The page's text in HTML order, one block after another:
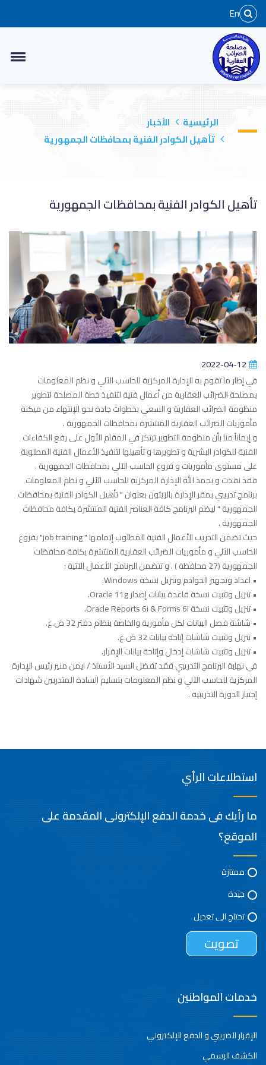
En
الرئيسية
الأخبار
تأهيل الكوادر الفنية بمحافظات الجمهورية
تأهيل الكوادر الفنية بمحافظات الجمهورية
2022-04-12
في إطار ما تقوم به الإدارة المركزية للحاسب الآلي و نظم المعلومات
بمصلحة الضرائب العقارية من أعمال فنية لتنفيذ خطة المصلحة لتطوير
منظومة الضرائب العقارية و السعي بخطوات جادة نحو الإنتهاء من ميكنة
مأموريات الضرائب العقارية المنتشرة بمحافظات الجمهورية .
و إيماناً منا بأن منظومة التطوير ترتكز في المقام الأول على رفع الكفاءات
الفنية للكوادر البشرية و تطويرها و تأهيلها لتنفيذ الأعمال الفنية المطلوبة
على مستوى مأموريات و فروع الحاسب الآلي بمحافظات الجمهورية .
فقد نفذت و بحمد الله الإدارة المركزية للحاسب الآلي و نظم المعلومات
برنامج تدريبي بمقر الإدارة بالزيتون بعنوان " تأهيل الكوادر الفنية بمحافظات
الجمهورية " ليضم البرنامج كافة العناصر الفنية المنتشرة بكافة محافظات
الجمهورية .
حيث تضمن التدريب الأعمال الفنية المطلوب إتمامها " job training" بفروع
الحاسب الآلي و مأموريات الضرائب العقارية المنتشرة بكافة محافظات
الجمهورية (27 محافظة ) . و تتضمن البرنامج الأعمال الآتية :
• اعداد وتجهيز الخوادم وتنزيل نسخة Windows.
• تنزيل وتثبيت نسخة قاعدة بيانات إصدار Oracle 11g.
• تنزيل وتثبيت نسخة Oracle Reports 6i & Forms 6i.
• شاشة فصل البيانات لكل مأمورية والخاصة بنظام دفتر 32 ض.ع.
• تنزيل وتثبيت شاشات إتاحة بيانات 32 ض.ع.
• تنزيل وتثبيت شاشات إدخال وإتاحة بيانات الإقرار.
في نهاية البرنامج التدريبي فقد تفضل السيد الأستاذ / ايمن منير رئيس الإدارة
المركزية للحاسب الآلي و نظم المعلومات بتسليم السادة المتدربين شهادات
إجتياز الدورة التدريبية .
استطلاعات الرأي
ما رأيك فى خدمة الدفع الإلكترونى المقدمة على
الموقع؟
ممتازة
جيدة
تحتاج الى تعديل
خدمات المواطنين
الإقرار الضريبي و الدفع الإلكتروني
الكشف الرسمي